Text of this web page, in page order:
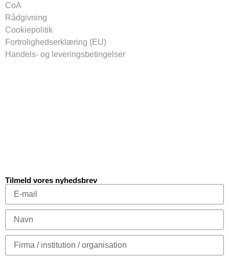
CoA
Rådgivning
Cookiepolitik
Fortrolighedserklæring (EU)
Handels- og leveringsbetingelser
Tilmeld vores nyhedsbrev